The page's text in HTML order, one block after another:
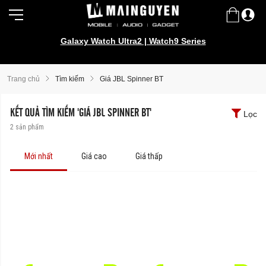
Mai Nguyen Rider Store - Đồ bảo hộ, camping, outdoor,
Galaxy Watch Ultra2 | Watch9 Series
Trang chủ Tìm kiếm Giá JBL Spinner BT
KẾT QUẢ TÌM KIẾM 'GIÁ JBL SPINNER BT'
2 sản phẩm
Lọc
Mới nhất Giá cao Giá thấp